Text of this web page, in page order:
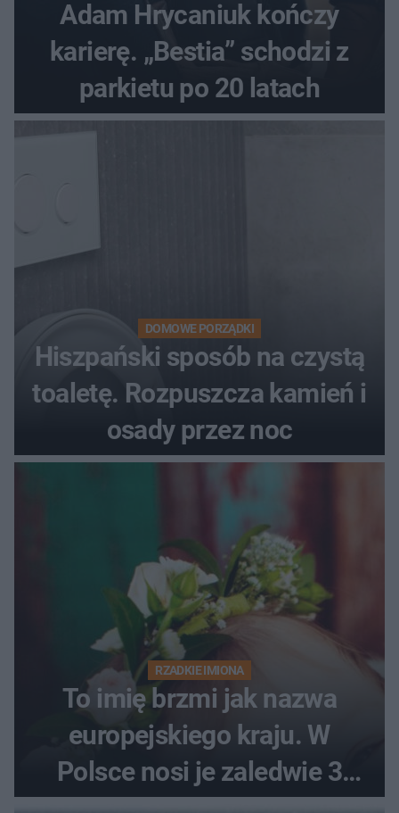
Adam Hrycaniuk kończy
karierę. „Bestia” schodzi z
parkietu po 20 latach
DOMOWE PORZĄDKI
Hiszpański sposób na czystą
toaletę. Rozpuszcza kamień i
osady przez noc
RZADKIE IMIONA
To imię brzmi jak nazwa
europejskiego kraju. W
Polsce nosi je zaledwie 3